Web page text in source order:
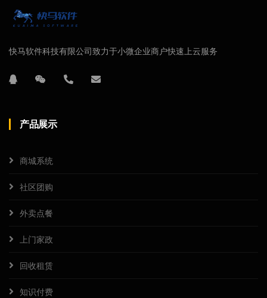
快马软件科技有限公司致力于小微企业商户快速上云服务
产品展示
商城系统
社区团购
外卖点餐
上门家政
回收租赁
知识付费